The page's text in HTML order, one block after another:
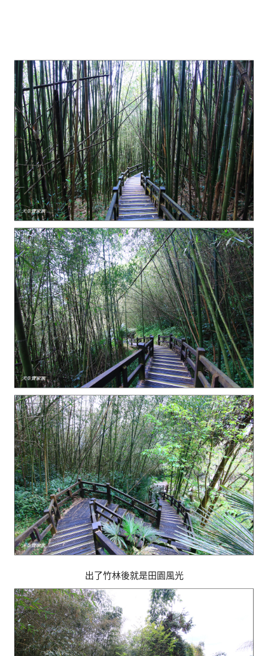
出了竹林後就是田園風光